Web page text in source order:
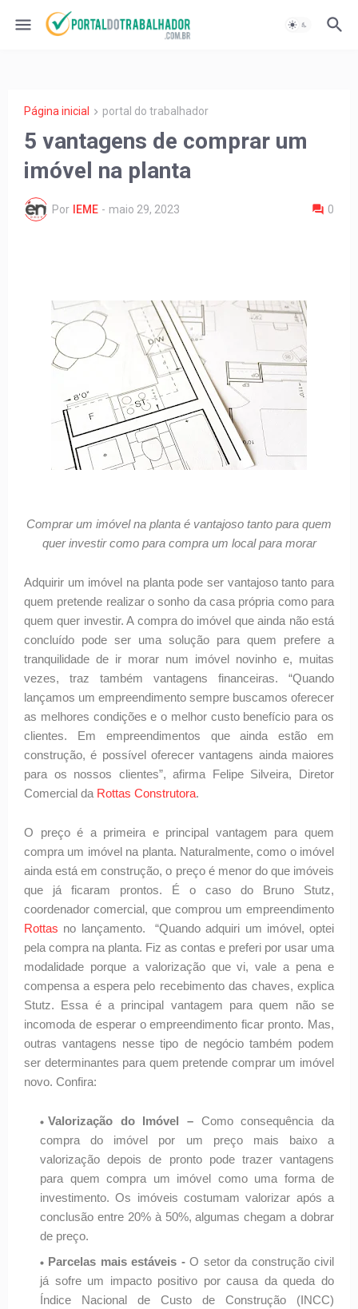
Página inicial portal do trabalhador
5 vantagens de comprar um
imóvel na planta
Por IEME - maio 29, 2023 0
Comprar um imóvel na planta é vantajoso tanto para quem
quer investir como para compra um local para morar
Adquirir um imóvel na planta pode ser vantajoso tanto para
quem pretende realizar o sonho da casa própria como para
quem quer investir. A compra do imóvel que ainda não está
concluído pode ser uma solução para quem prefere a
tranquilidade de ir morar num imóvel novinho e, muitas
vezes, traz também vantagens financeiras. “Quando
lançamos um empreendimento sempre buscamos oferecer
as melhores condições e o melhor custo benefício para os
clientes. Em empreendimentos que ainda estão em
construção, é possível oferecer vantagens ainda maiores
para os nossos clientes”, afirma Felipe Silveira, Diretor
Comercial da Rottas Construtora.
O preço é a primeira e principal vantagem para quem
compra um imóvel na planta. Naturalmente, como o imóvel
ainda está em construção, o preço é menor do que imóveis
que já ficaram prontos. É o caso do Bruno Stutz,
coordenador comercial, que comprou um empreendimento
Rottas no lançamento. “Quando adquiri um imóvel, optei
pela compra na planta. Fiz as contas e preferi por usar uma
modalidade porque a valorização que vi, vale a pena e
compensa a espera pelo recebimento das chaves, explica
Stutz. Essa é a principal vantagem para quem não se
incomoda de esperar o empreendimento ficar pronto. Mas,
outras vantagens nesse tipo de negócio também podem
ser determinantes para quem pretende comprar um imóvel
novo. Confira:
Valorização do Imóvel – Como consequência da
compra do imóvel por um preço mais baixo a
valorização depois de pronto pode trazer vantagens
para quem compra um imóvel como uma forma de
investimento. Os imóveis costumam valorizar após a
conclusão entre 20% à 50%, algumas chegam a dobrar
de preço.
Parcelas mais estáveis -O setor da construção civil
já sofre um impacto positivo por causa da queda do
Índice Nacional de Custo de Construção (INCC)